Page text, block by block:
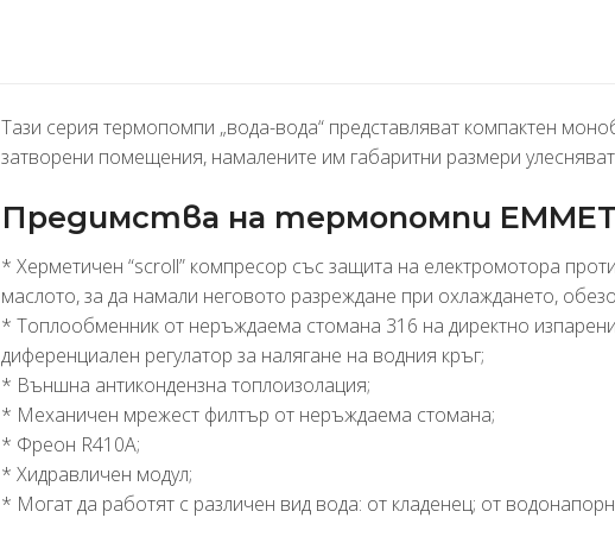
Тази серия термопомпи „вода-вода“ представляват компактен
затворени помещения, намалените им габаритни размери
Предимства на термопомпи
* Херметичен “scroll” компресор със защита на електромотора
маслото, за да намали неговото разреждане при охлаждането,
* Топлообменник от неръждаема стомана 316 на директно
диференциален регулатор за налягане на водния кръг;
* Външна антикондензна топлоизолация;
* Механичен мрежест филтър от неръждаема стомана;
* Фреон R410A;
* Хидравличен модул;
* Могат да работят с различен вид вода: от кладенец; от